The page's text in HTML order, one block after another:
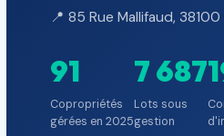
📍 85 Rue Mallifaud,
91
Copropriétés
gérées en 2025
7 687
Lots sous
gestion